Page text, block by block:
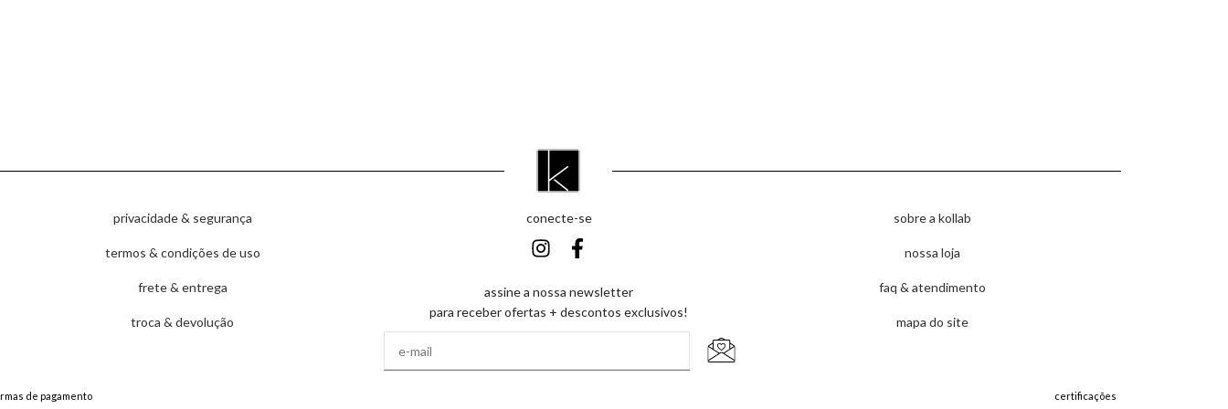
privacidade & segurança
termos & condições de uso
frete & entrega
troca & devolução
conecte-se
assine a nossa newsletter
para receber ofertas + descontos exclusivos!
sobre a kollab
nossa loja
faq & atendimento
mapa do site
de pagamento certificações